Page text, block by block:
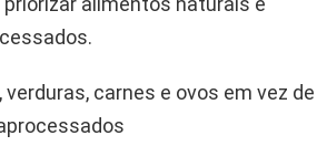
carnes e ovos em vez de